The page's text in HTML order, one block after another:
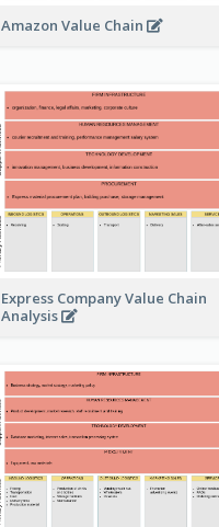
Amazon Value Chain
Express Company Value Chain
Analysis